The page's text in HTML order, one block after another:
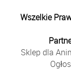
Wszelkie
Sklep dla